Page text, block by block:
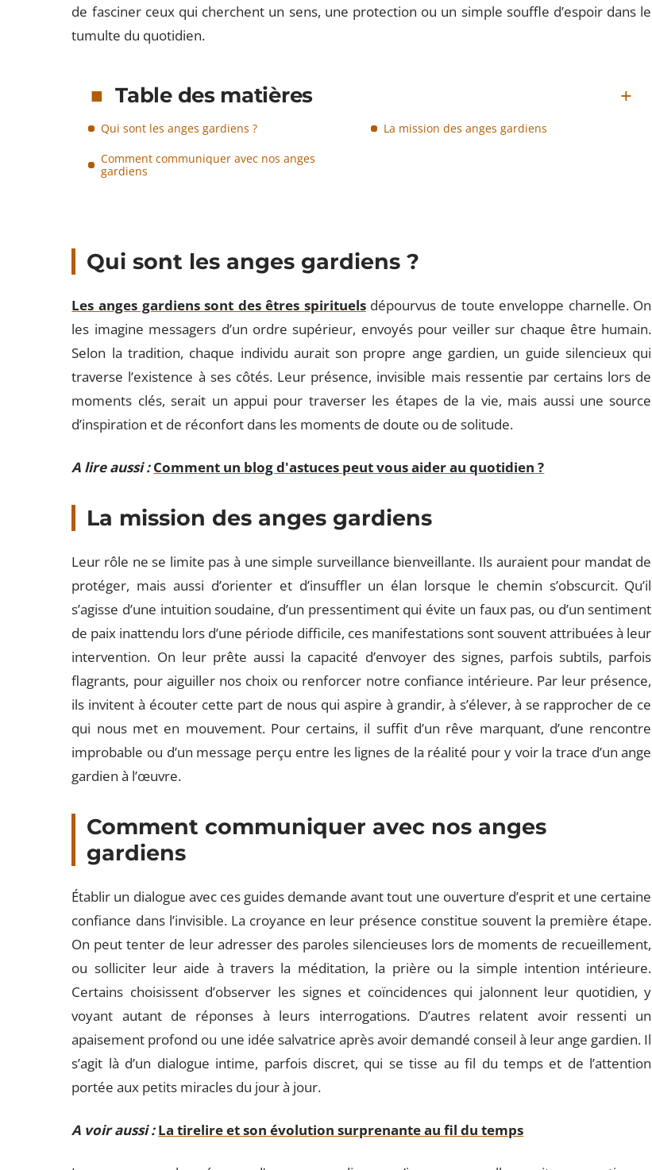
de fasciner ceux qui cherchent un sens, une protection ou un simple souffle d’espoir dans le
tumulte du quotidien.
Table des matières
Qui sont les anges gardiens ?
La mission des anges gardiens
Comment communiquer avec nos anges
gardiens
Qui sont les anges gardiens ?
Les anges gardiens sont des êtres spirituelsdépourvus de toute enveloppe charnelle. On
les imagine messagers d’un ordre supérieur, envoyés pour veiller sur chaque être humain.
Selon la tradition, chaque individu aurait son propre ange gardien, un guide silencieux qui
traverse l’existence à ses côtés. Leur présence, invisible mais ressentie par certains lors de
moments clés, serait un appui pour traverser les étapes de la vie, mais aussi une source
d’inspiration et de réconfort dans les moments de doute ou de solitude.
A lire aussi : Comment un blog d'astuces peut vous aider au quotidien ?
La mission des anges gardiens
Leur rôle ne se limite pas à une simple surveillance bienveillante. Ils auraient pour mandat de
protéger, mais aussi d’orienter et d’insuffler un élan lorsque le chemin s’obscurcit. Qu’il
s’agisse d’une intuition soudaine, d’un pressentiment qui évite un faux pas, ou d’un sentiment
de paix inattendu lors d’une période difficile, ces manifestations sont souvent attribuées à leur
intervention. On leur prête aussi la capacité d’envoyer des signes, parfois subtils, parfois
flagrants, pour aiguiller nos choix ou renforcer notre confiance intérieure. Par leur présence,
ils invitent à écouter cette part de nous qui aspire à grandir, à s’élever, à se rapprocher de ce
qui nous met en mouvement. Pour certains, il suffit d’un rêve marquant, d’une rencontre
improbable ou d’un message perçu entre les lignes de la réalité pour y voir la trace d’un ange
gardien à l’œuvre.
Comment communiquer avec nos anges
gardiens
Établir un dialogue avec ces guides demande avant tout une ouverture d’esprit et une certaine
confiance dans l’invisible. La croyance en leur présence constitue souvent la première étape.
On peut tenter de leur adresser des paroles silencieuses lors de moments de recueillement,
ou solliciter leur aide à travers la méditation, la prière ou la simple intention intérieure.
Certains choisissent d’observer les signes et coïncidences qui jalonnent leur quotidien, y
voyant autant de réponses à leurs interrogations. D’autres relatent avoir ressenti un
apaisement profond ou une idée salvatrice après avoir demandé conseil à leur ange gardien. Il
s’agit là d’un dialogue intime, parfois discret, qui se tisse au fil du temps et de l’attention
portée aux petits miracles du jour à jour.
A voir aussi : La tirelire et son évolution surprenante au fil du temps